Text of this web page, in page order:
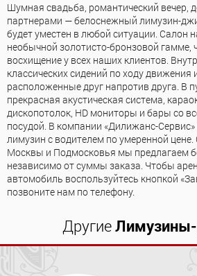
Шумная свадьба, романтический вечер,
партнерами — белоснежный лимузин-
будет уместен в любой ситуации. Салон
необычной золотисто-бронзовой гамме,
восхищение у всех наших клиентов.
классических сидений по ходу
расположенные друг напротив друга. В
прекрасная акустическая система,
дископотолок, HD мониторы и бары со
посудой. В компании «Дилижанс-
лимузин с водителем по умеренной
Москвы и Подмосковья мы предлагаем
независимо от суммы заказа. Чтобы
автомобиль воспользуйтесь кнопкой
позвоните нам по телефону.
Другие